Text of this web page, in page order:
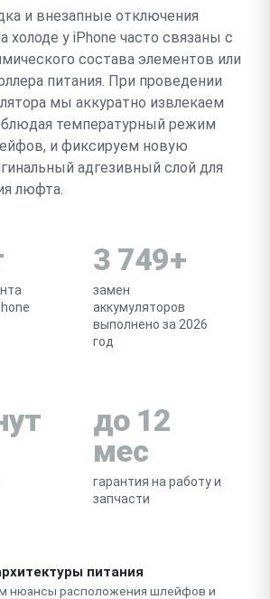
и внезапные отключения
холоде у iPhone часто связаны с
состава элементов или
питания. При проведении
мы аккуратно извлекаем
температурный режим
и фиксируем новую
адгезивный слой для
люфта.
3 749+
замен
аккумуляторов
выполнено за 2026
год
до 12
мес
гарантия на работу и
запчасти
питания
нюансы расположения шлейфов и